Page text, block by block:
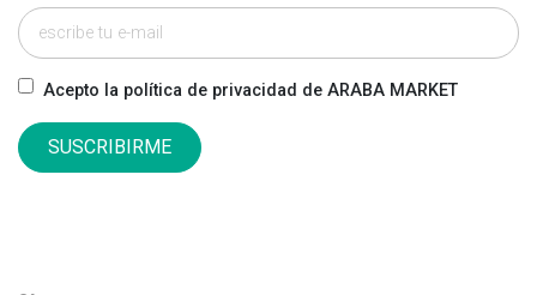
Acepto la política de privacidad de ARABA MARKET
SUSCRIBIRME